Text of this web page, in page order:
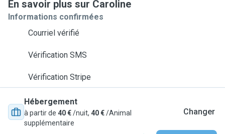
En savoir plus sur Caroline
Informations confirmées
Courriel vérifié
Vérification SMS
Vérification Stripe
Hébergement
à partir de 40 €/nuit, 40 €/Animal
supplémentaire
Changer